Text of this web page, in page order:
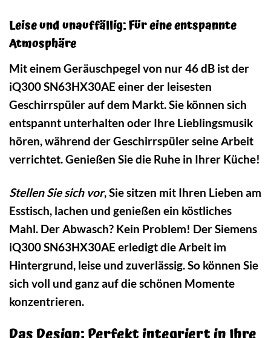
Leise und unauffällig: Für eine entspannte
Atmosphäre
Mit einem Geräuschpegel von nur 46 dB ist der
iQ300 SN63HX30AE einer der leisesten
Geschirrspüler auf dem Markt. Sie können sich
entspannt unterhalten oder Ihre Lieblingsmusik
hören, während der Geschirrspüler seine Arbeit
verrichtet. Genießen Sie die Ruhe in Ihrer Küche!
Stellen Sie sich vor, Sie sitzen mit Ihren Lieben am
Esstisch, lachen und genießen ein köstliches
Mahl. Der Abwasch? Kein Problem! Der Siemens
iQ300 SN63HX30AE erledigt die Arbeit im
Hintergrund, leise und zuverlässig. So können Sie
sich voll und ganz auf die schönen Momente
konzentrieren.